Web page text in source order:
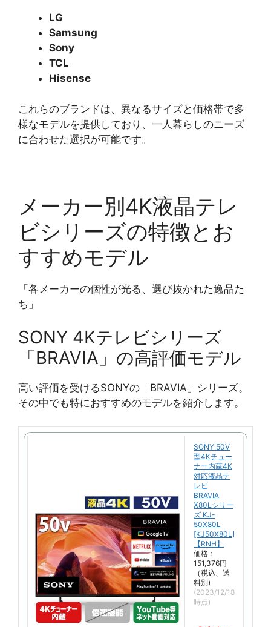
LG
Samsung
Sony
TCL
Hisense
これらのブランドは、異なるサイズと価格帯で多
様なモデルを提供しており、一人暮らしのニーズ
に合わせた選択が可能です。
メーカー別4K液晶テレ
ビシリーズの特徴とお
すすめモデル
「各メーカーの個性が光る、選び抜かれた逸品た
ち」
SONY 4Kテレビシリーズ
「BRAVIA」の高評価モデル
高い評価を受けるSONYの「BRAVIA」シリーズ。
その中でも特におすすめのモデルを紹介します。
SONY 50V
型4Kチュー
ナー内蔵4K
対応液晶テ
レビ
BRAVIA
X80Lシリー
ズ KJ-
50X80L
[KJ50X80L]
【RNH】
価格：
151,376円
（税込、送
料別)
(2023/12/18
時点)